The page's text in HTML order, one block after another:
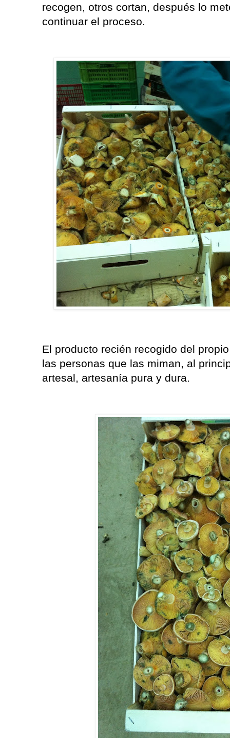
recogen, otros cortan, después lo
continuar el proceso.
El producto recién recogido del
las personas que las miman, al
artesal, artesanía pura y dura.